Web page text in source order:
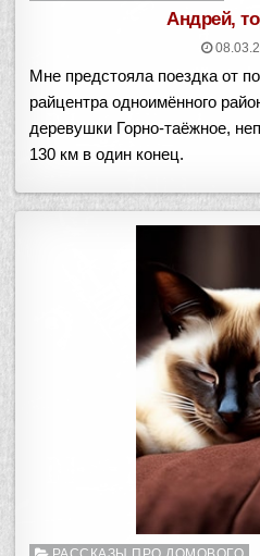
Андрей,
Мне предстояла поездка от
райцентра одноимённого
деревушки Горно-таёжное,
130 км в один конец.
Опубликовано